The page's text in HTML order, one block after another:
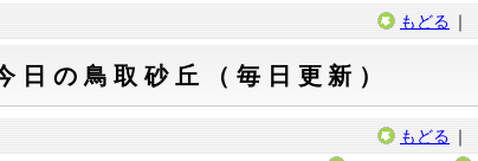
もどる ｜
日の鳥取砂丘（毎日更新）
もどる ｜